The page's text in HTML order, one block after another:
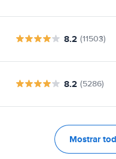
8.2 (11503)
8.2 (5286)
Mostrar